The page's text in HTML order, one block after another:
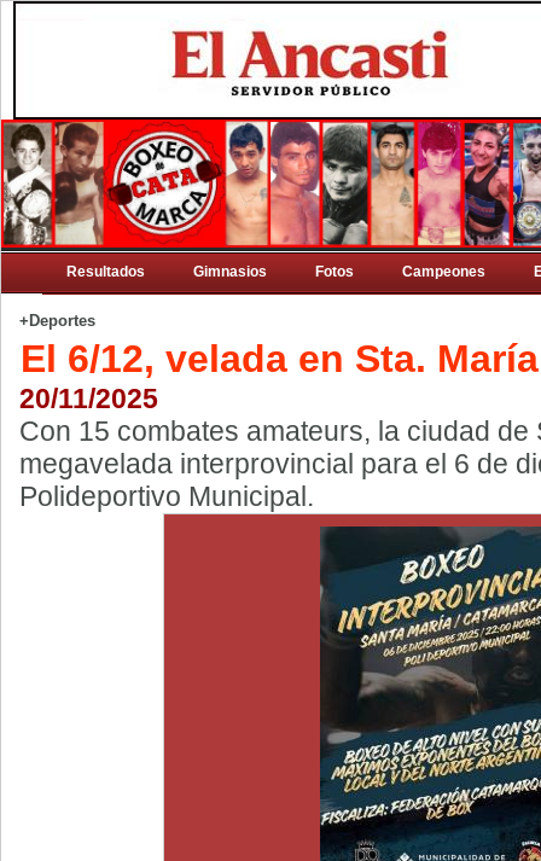
Resultados Gimnasios Fotos Campeones
+Deportes
El 6/12, velada en Sta. María
20/11/2025
Con 15 combates amateurs, la ciudad
megavelada interprovincial para el 6 de
Polideportivo Municipal.